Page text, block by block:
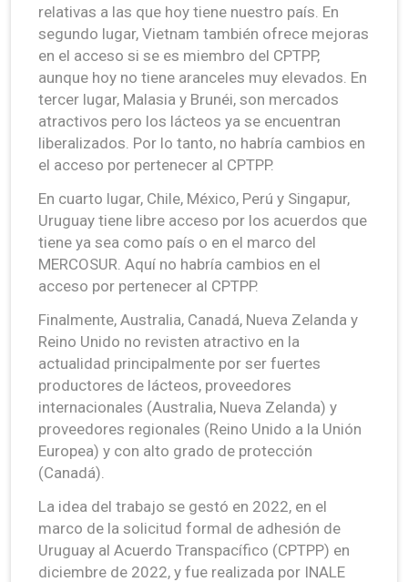
relativas a las que hoy tiene nuestro país. En
segundo lugar, Vietnam también ofrece mejoras
en el acceso si se es miembro del CPTPP,
aunque hoy no tiene aranceles muy elevados. En
tercer lugar, Malasia y Brunéi, son mercados
atractivos pero los lácteos ya se encuentran
liberalizados. Por lo tanto, no habría cambios en
el acceso por pertenecer al CPTPP.
En cuarto lugar, Chile, México, Perú y Singapur,
Uruguay tiene libre acceso por los acuerdos que
tiene ya sea como país o en el marco del
MERCOSUR. Aquí no habría cambios en el
acceso por pertenecer al CPTPP.
Finalmente, Australia, Canadá, Nueva Zelanda y
Reino Unido no revisten atractivo en la
actualidad principalmente por ser fuertes
productores de lácteos, proveedores
internacionales (Australia, Nueva Zelanda) y
proveedores regionales (Reino Unido a la Unión
Europea) y con alto grado de protección
(Canadá).
La idea del trabajo se gestó en 2022, en el
marco de la solicitud formal de adhesión de
Uruguay al Acuerdo Transpacífico (CPTPP) en
diciembre de 2022, y fue realizada por INALE